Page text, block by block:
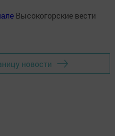
Высокогорские вести
новости